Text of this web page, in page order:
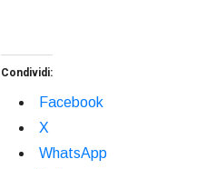
Condividi:
Facebook
X
WhatsApp